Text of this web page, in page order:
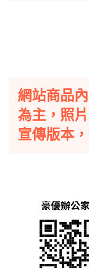
網站商品
為主，照
宣傳版本